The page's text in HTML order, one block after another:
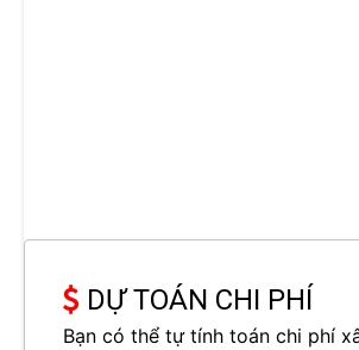
DỰ TOÁN CHI PHÍ
Bạn có thể tự tính toán chi phí